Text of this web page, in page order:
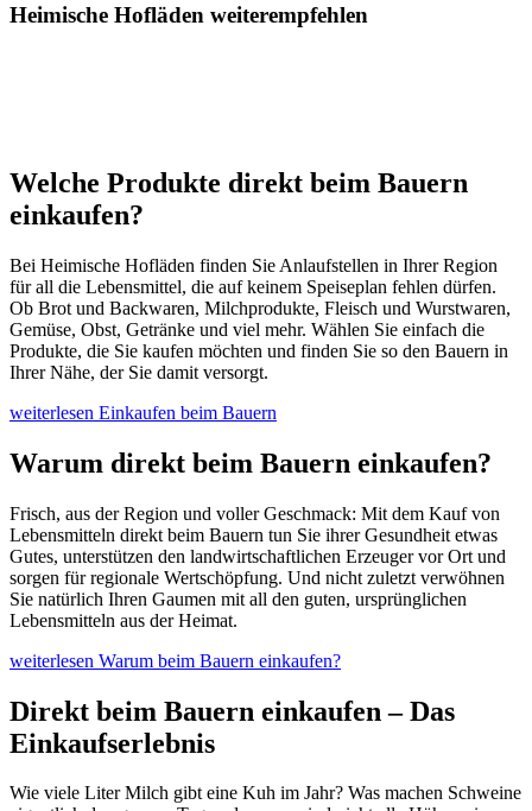
Heimische Hofläden weiterempfehlen
Welche Produkte direkt beim Bauern
einkaufen?
Bei Heimische Hofläden finden Sie Anlaufstellen in Ihrer Region
für all die Lebensmittel, die auf keinem Speiseplan fehlen dürfen.
Ob Brot und Backwaren, Milchprodukte, Fleisch und Wurstwaren,
Gemüse, Obst, Getränke und viel mehr. Wählen Sie einfach die
Produkte, die Sie kaufen möchten und finden Sie so den Bauern in
Ihrer Nähe, der Sie damit versorgt.
weiterlesen Einkaufen beim Bauern
Warum direkt beim Bauern einkaufen?
Frisch, aus der Region und voller Geschmack: Mit dem Kauf von
Lebensmitteln direkt beim Bauern tun Sie ihrer Gesundheit etwas
Gutes, unterstützen den landwirtschaftlichen Erzeuger vor Ort und
sorgen für regionale Wertschöpfung. Und nicht zuletzt verwöhnen
Sie natürlich Ihren Gaumen mit all den guten, ursprünglichen
Lebensmitteln aus der Heimat.
weiterlesen Warum beim Bauern einkaufen?
Direkt beim Bauern einkaufen – Das
Einkaufserlebnis
Wie viele Liter Milch gibt eine Kuh im Jahr? Was machen Schweine